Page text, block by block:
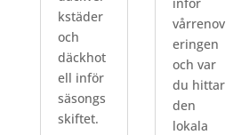
kstäder
och
däckhot
ell inför
säsongs
skiftet.
vårrenov
eringen
och var
du hittar
den
lokala